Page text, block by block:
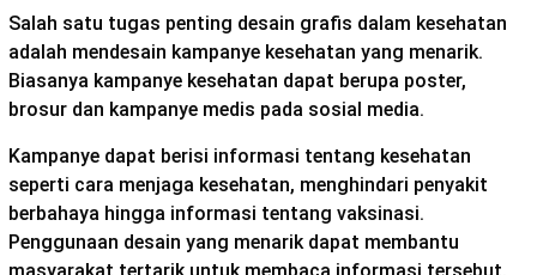
Salah satu tugas penting desain grafis dalam kesehatan
adalah mendesain kampanye kesehatan yang menarik.
Biasanya kampanye kesehatan dapat berupa poster,
brosur dan kampanye medis pada sosial media.
Kampanye dapat berisi informasi tentang kesehatan
seperti cara menjaga kesehatan, menghindari penyakit
berbahaya hingga informasi tentang vaksinasi.
Penggunaan desain yang menarik dapat membantu